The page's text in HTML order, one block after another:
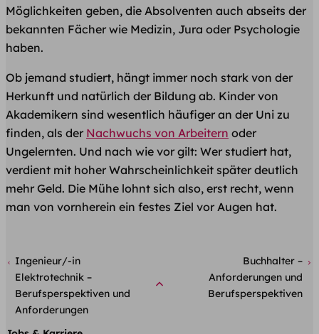
Möglichkeiten geben, die Absolventen auch abseits der
bekannten Fächer wie Medizin, Jura oder Psychologie
haben.
Ob jemand studiert, hängt immer noch stark von der
Herkunft und natürlich der Bildung ab. Kinder von
Akademikern sind wesentlich häufiger an der Uni zu
finden, als der Nachwuchs von Arbeitern oder
Ungelernten. Und nach wie vor gilt: Wer studiert hat,
verdient mit hoher Wahrscheinlichkeit später deutlich
mehr Geld. Die Mühe lohnt sich also, erst recht, wenn
man von vornherein ein festes Ziel vor Augen hat.
Ingenieur/-in
Elektrotechnik –
Berufsperspektiven und
Anforderungen
Buchhalter –
Anforderungen und
Berufsperspektiven